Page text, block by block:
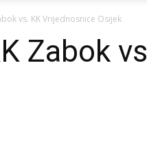
vs. KK Vrijednosnice Osijek
Zabok